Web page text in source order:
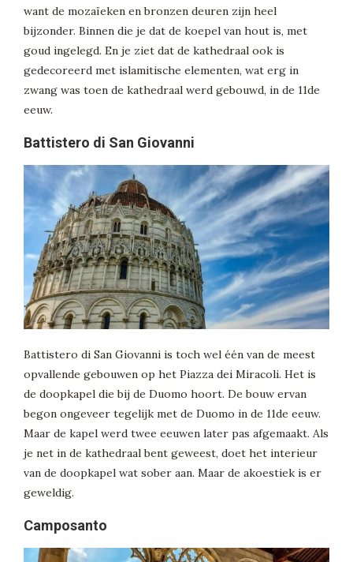
want de mozaïeken en bronzen deuren zijn heel
bijzonder. Binnen die je dat de koepel van hout is, met
goud ingelegd. En je ziet dat de kathedraal ook is
gedecoreerd met islamitische elementen, wat erg in
zwang was toen de kathedraal werd gebouwd, in de 11de
eeuw.
Battistero di San Giovanni
Battistero di San Giovanni is toch wel één van de meest
opvallende gebouwen op het Piazza dei Miracoli. Het is
de doopkapel die bij de Duomo hoort. De bouw ervan
begon ongeveer tegelijk met de Duomo in de 11de eeuw.
Maar de kapel werd twee eeuwen later pas afgemaakt. Als
je net in de kathedraal bent geweest, doet het interieur
van de doopkapel wat sober aan. Maar de akoestiek is er
geweldig.
Camposanto